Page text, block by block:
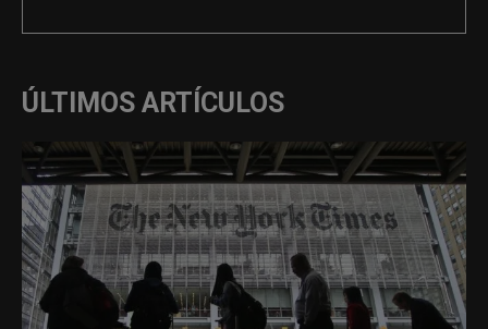
ÚLTIMOS ARTÍCULOS